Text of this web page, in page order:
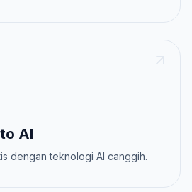
AI
dengan teknologi AI canggih.